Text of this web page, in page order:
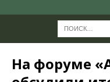
На форуме